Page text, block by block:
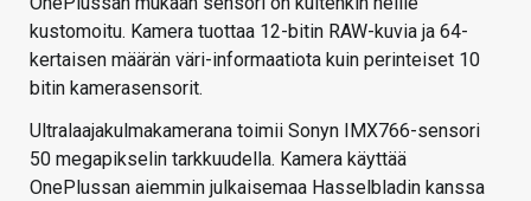
kustomoitu. Kamera tuottaa 12-bitin RAW-kuvia ja 64-
kertaisen määrän väri-informaatiota kuin perinteiset 10
bitin kamerasensorit.
Ultralaajakulmakamerana toimii Sonyn IMX766-sensori
50 megapikselin tarkkuudella. Kamera käyttää
OnePlussan aiemmin julkaisemaa Hasselbladin kanssa